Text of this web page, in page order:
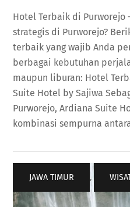
Hotel Terbaik di Purworejo
strategis di Purworejo?
terbaik yang wajib Anda
berbagai kebutuhan
maupun liburan: Hotel
Suite Hotel by Sajiwa
Purworejo, Ardiana Suite
kombinasi sempurna
JAWA TIMUR ,